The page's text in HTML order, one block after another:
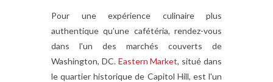
Pour une expérience culinaire plus
authentique qu’une cafétéria, rendez-vous
dans l'un des marchés couverts de
Washington, DC. Eastern Market, situé dans
le quartier historique de Capitol Hill, est l'un